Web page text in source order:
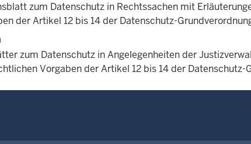
zum Datenschutz in Rechtssachen mit
der Artikel 12 bis 14 der Datenschutz-
zum Datenschutz in Angelegenheiten der
Vorgaben der Artikel 12 bis 14 der Datenschutz-